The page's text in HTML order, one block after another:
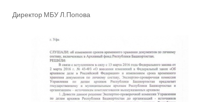
Директор МБУ Л.Попова